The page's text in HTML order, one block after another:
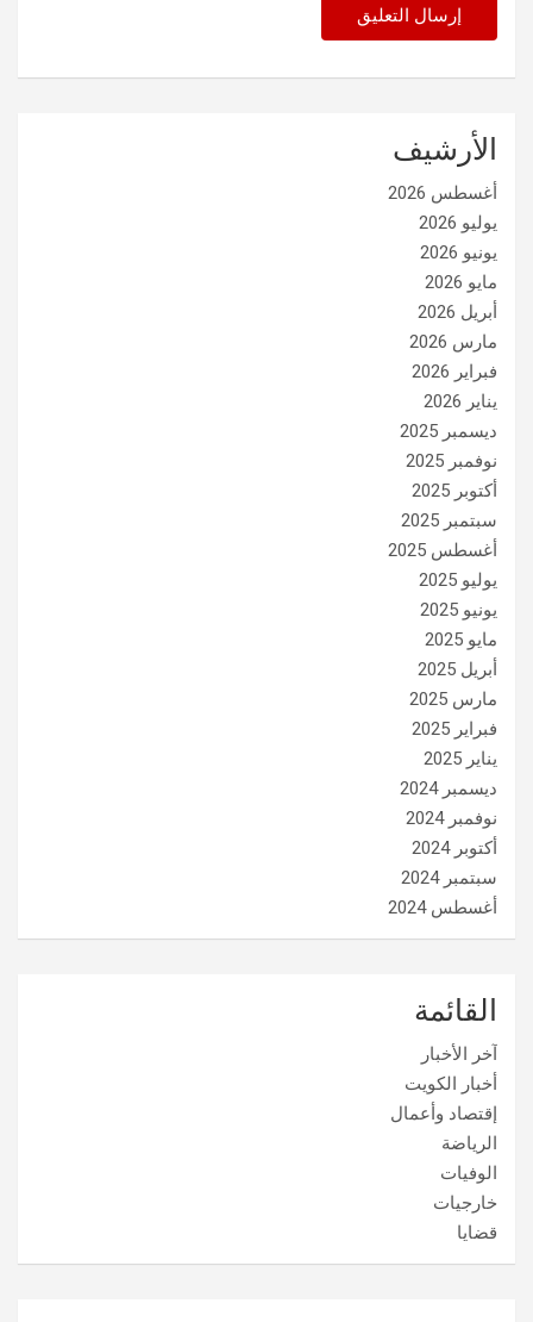
الأرشيف
أغسطس 2026
يوليو 2026
يونيو 2026
مايو 2026
أبريل 2026
مارس 2026
فبراير 2026
يناير 2026
ديسمبر 2025
نوفمبر 2025
أكتوبر 2025
سبتمبر 2025
أغسطس 2025
يوليو 2025
يونيو 2025
مايو 2025
أبريل 2025
مارس 2025
فبراير 2025
يناير 2025
ديسمبر 2024
نوفمبر 2024
أكتوبر 2024
سبتمبر 2024
أغسطس 2024
القائمة
آخر الأخبار
أخبار الكويت
إقتصاد وأعمال
الرياضة
الوفيات
خارجيات
قضايا